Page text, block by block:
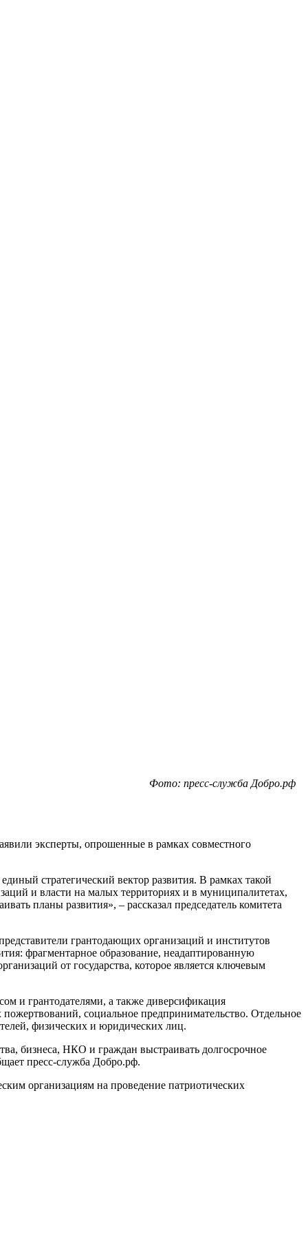
Фото: пресс-служба Добро.рф
эксперты, опрошенные в рамках совместного
стратегический вектор развития. В рамках такой
и власти на малых территориях и в муниципалитетах,
планы развития», – рассказал председатель комитета
грантодающих организаций и институтов
фрагментарное образование, неадаптированную
от государства, которое является ключевым
и грантодателями, а также диверсификация
социальное предпринимательство. Отдельное
физических и юридических лиц.
бизнеса, НКО и граждан выстраивать долгосрочное
пресс-служба Добро.рф.
организациям на проведение патриотических